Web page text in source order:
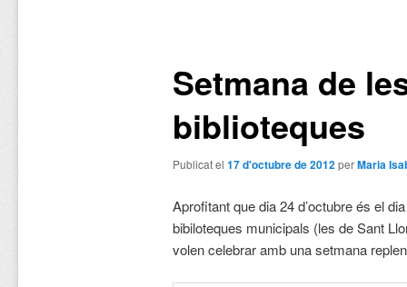
Setmana de
biblioteques
Publicat el 17 d'octubre de 2012perMaria
Aprofitant que dia 24 d’octubre és el
bibiloteques municipals (les de Sant
volen celebrar amb una setmana